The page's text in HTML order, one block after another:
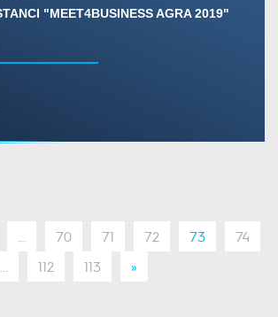
"MEET4BUSINESS AGRA 2019"
70 71 72 73
74
112 113 »